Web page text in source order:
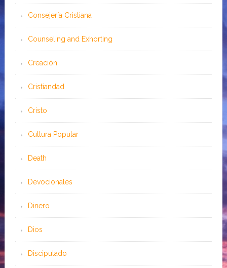
Consejería Cristiana
Counseling and Exhorting
Creación
Cristiandad
Cristo
Cultura Popular
Death
Devocionales
Dinero
Dios
Discipulado